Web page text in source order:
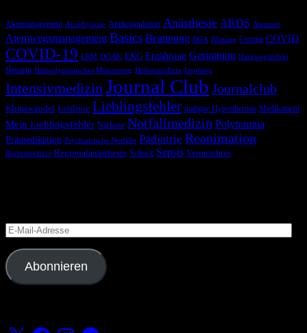
Akutmanagement Anaphylaxie Antikoagulation Anästhesie ARDS Atemnot
Atemwegsmanagement Basics Beatmung BGA Blutung Corona COVID
COVID-19 CRM DOAK EKG Ernährung Gerinnung Harnwegsinfekt
Heparin Hämodynamisches Monitoring Höhenmedizin Impfung
IntensivmedizinJournal Club Journalclub
Klimawandel Leitlinie Lieblingsfehler maligne Hyperthermie Medikament
Mein Lieblingsfehler Narkose Notfallmedizin Polytrauma
Prämedikation Psychiatrische Notfälle Pädiatrie Reanimation
Rechtsmedizin Regionalanästhesie Schock Sepsis Vermischtes
E-
Mail-
Adresse
Abonnieren
X FacebookInstagramTelegram